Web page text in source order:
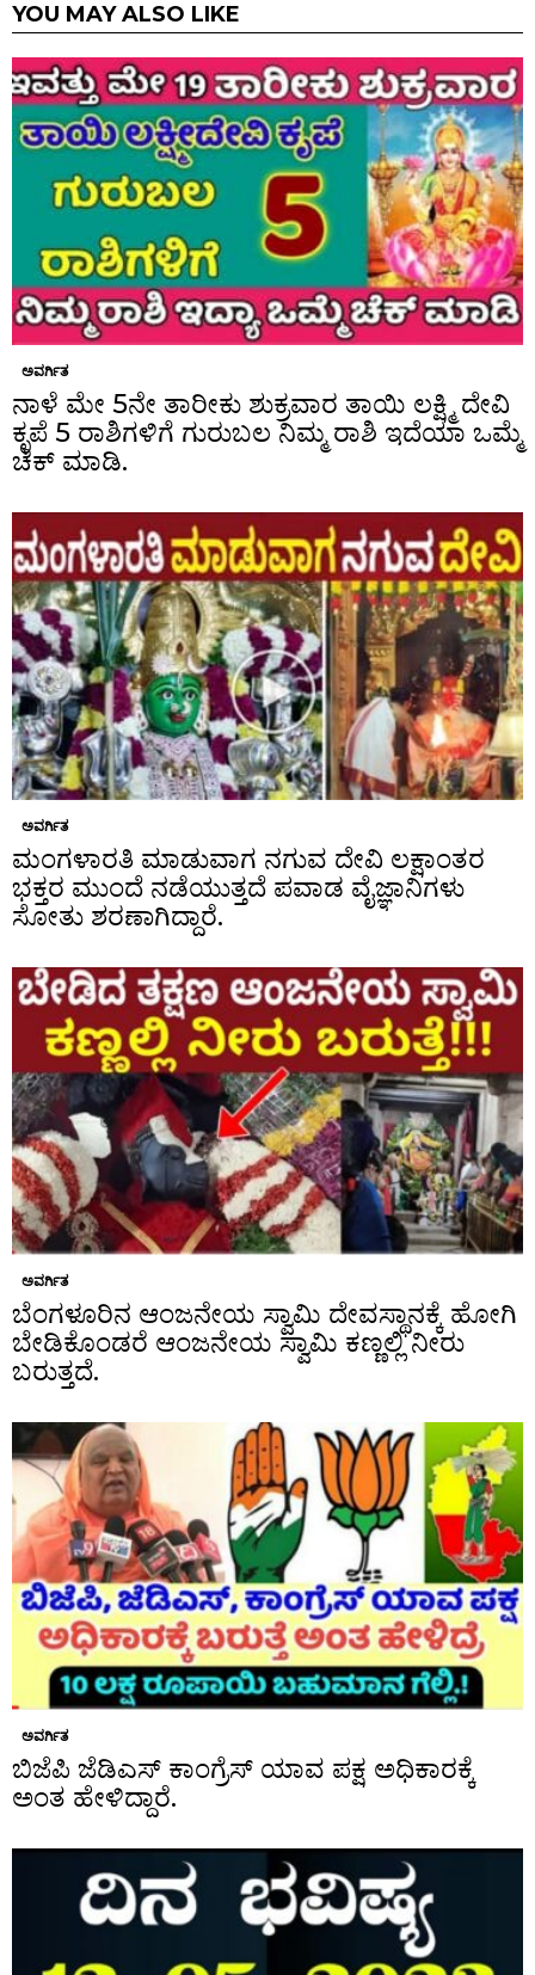
YOU MAY ALSO LIKE
ಅವರ್ಗಿತ
ನಾಳೆ ಮೇ 5ನೇ ತಾರೀಕು ಶುಕ್ರವಾರ ತಾಯಿ ಲಕ್ಷ್ಮಿ ದೇವಿ
ಕೃಪೆ 5 ರಾಶಿಗಳಿಗೆ ಗುರುಬಲ ನಿಮ್ಮ ರಾಶಿ ಇದೆಯಾ ಒಮ್ಮೆ
ಚೆಕ್ ಮಾಡಿ.
ಅವರ್ಗಿತ
ಮಂಗಳಾರತಿ ಮಾಡುವಾಗ ನಗುವ ದೇವಿ ಲಕ್ಷಾಂತರ
ಭಕ್ತರ ಮುಂದೆ ನಡೆಯುತ್ತದೆ ಪವಾಡ ವೈಜ್ಞಾನಿಗಳು
ಸೋತು ಶರಣಾಗಿದ್ದಾರೆ.
ಅವರ್ಗಿತ
ಬೆಂಗಳೂರಿನ ಆಂಜನೇಯ ಸ್ವಾಮಿ ದೇವಸ್ಥಾನಕ್ಕೆ ಹೋಗಿ
ಬೇಡಿಕೊಂಡರೆ ಆಂಜನೇಯ ಸ್ವಾಮಿ ಕಣ್ಣಲ್ಲಿ ನೀರು
ಬರುತ್ತದೆ.
ಅವರ್ಗಿತ
ಬಿಜೆಪಿ ಜೆಡಿಎಸ್ ಕಾಂಗ್ರೆಸ್ ಯಾವ ಪಕ್ಷ ಅಧಿಕಾರಕ್ಕೆ
ಅಂತ ಹೇಳಿದ್ದಾರೆ.